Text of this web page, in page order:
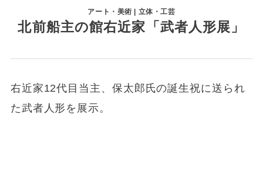
アート・美術 | 立体・工芸
北前船主の館右近家「武者人形展」
右近家12代目当主、保太郎氏の誕生祝に送られ
た武者人形を展示。